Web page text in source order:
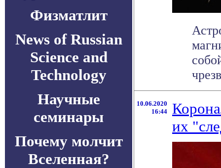
Физматлит
News of Russian
Science and
Technology
Научные
семинары
Почему молчит
Вселенная?
10.06.2020
16:44
их